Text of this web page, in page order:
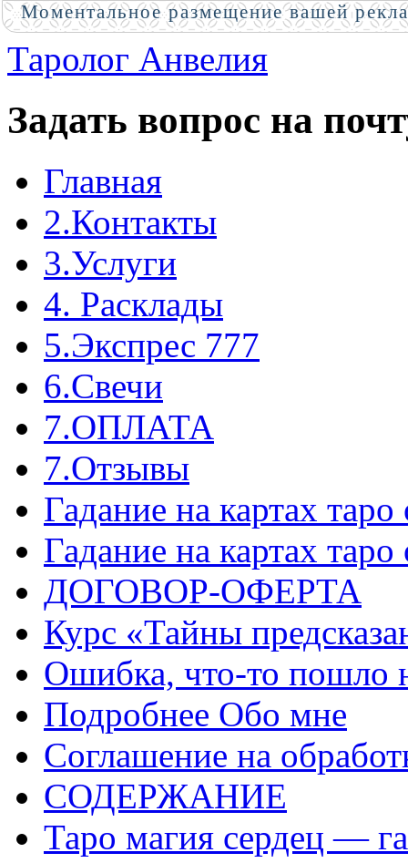
Таролог Анвелия
Задать вопрос на
Главная
2.Контакты
3.Услуги
4. Расклады
5.Экспрес 777
6.Свечи
7.ОПЛАТА
7.Отзывы
Гадание на картах
Гадание на картах
ДОГОВОР-ОФЕРТА
Курс «Тайны
Ошибка, что-то пошло
Подробнее Обо мне
Соглашение на
СОДЕРЖАНИЕ
Таро магия сердец —
Моментальное размещение вашей